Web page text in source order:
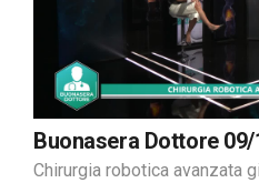
Buonasera Dottore
Chirurgia robotica avanzata